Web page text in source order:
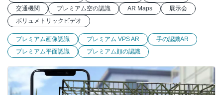
交通機関
プレミアム空の認識 AR Maps
展示会
ボリュメトリックビデオ
プレミアム画像認識 プレミアム VPS AR
手の認識AR
プレミアム平面認識
プレミアム顔の認識